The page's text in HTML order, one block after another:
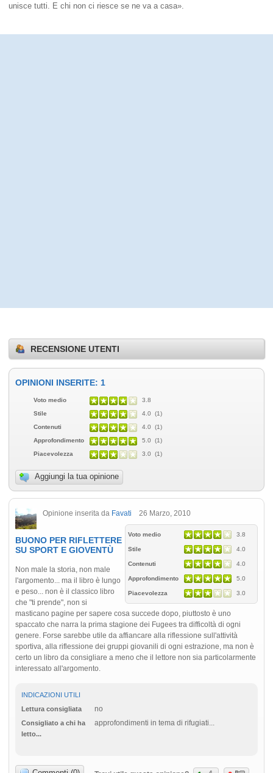
unisce tutti. E chi non ci riesce se ne va a casa».
RECENSIONE UTENTI
OPINIONI INSERITE: 1
Voto medio
3.8
Stile
4.0 (1)
Contenuti
4.0 (1)
Approfondimento
5.0 (1)
Piacevolezza
3.0 (1)
Aggiungi la tua opinione
Opinione inserita da Favati 26 Marzo, 2010
Voto medio 3.8
Stile 4.0
Contenuti 4.0
Approfondimento 5.0
Piacevolezza 3.0
BUONO PER RIFLETTERE
SU SPORT E GIOVENTÙ
Non male la storia, non male
l'argomento... ma il libro è lungo
e peso... non è il classico libro
che "ti prende", non si
masticano pagine per sapere cosa succede dopo, piuttosto è uno
spaccato che narra la prima stagione dei Fugees tra difficoltà di ogni
genere. Forse sarebbe utile da affiancare alla riflessione sull'attività
sportiva, alla riflessione dei gruppi giovanili di ogni estrazione, ma non è
certo un libro da consigliare a meno che il lettore non sia particolarmente
interessato all'argomento.
INDICAZIONI UTILI
Lettura consigliata
no
Consigliato a chi ha
letto...
approfondimenti in tema di rifugiati...